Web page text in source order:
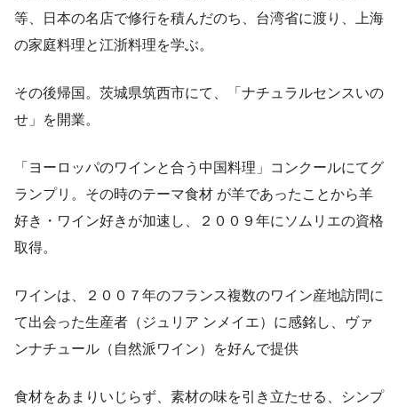
等、日本の名店で修行を積んだのち、台湾省に渡り、上海
の家庭料理と江浙料理を学ぶ。
その後帰国。茨城県筑西市にて、「ナチュラルセンスいの
せ」を開業。
「ヨーロッパのワインと合う中国料理」コンクールにてグ
ランプリ。その時のテーマ食材 が羊であったことから羊
好き・ワイン好きが加速し、２００９年にソムリエの資格
取得。
ワインは、２００７年のフランス複数のワイン産地訪問に
て出会った生産者（ジュリア ンメイエ）に感銘し、ヴァ
ンナチュール（自然派ワイン）を好んで提供
食材をあまりいじらず、素材の味を引き立たせる、シンプ